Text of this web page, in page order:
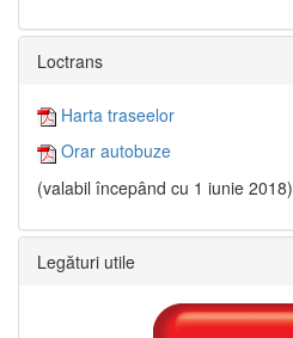
Loctrans
Harta traseelor
Orar autobuze
(valabil începând cu 1 iunie 2018)
Legături utile